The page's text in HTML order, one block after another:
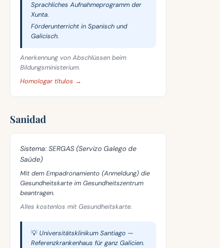
Sprachliches Aufnahmeprogramm der
Xunta.
Förderunterricht in Spanisch und
Galicisch.
Anerkennung von Abschlüssen beim
Bildungsministerium.
Homologar títulos →
Sanidad
Sistema: SERGAS (Servizo Galego de
Saúde)
Mit dem Empadronamiento (Anmeldung) die
Gesundheitskarte im Gesundheitszentrum
beantragen.
Alles kostenlos mit Gesundheitskarte.
💡 Universitätsklinikum Santiago —
Referenzkrankenhaus für ganz Galicien.